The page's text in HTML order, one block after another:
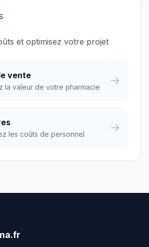
et optimisez votre projet
vente
la valeur de votre pharmacie
les coûts de personnel